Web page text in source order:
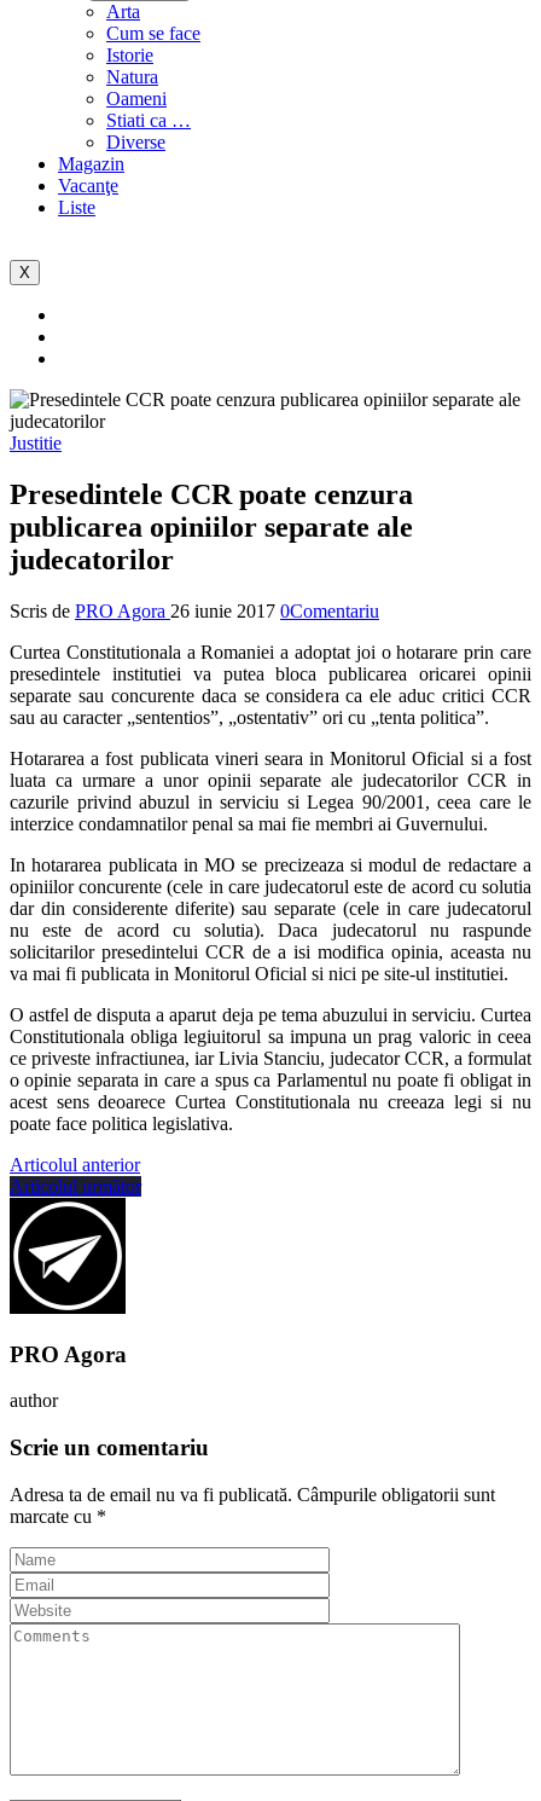
Arta
Cum se face
Istorie
Natura
Oameni
Stiati ca …
Diverse
Magazin
Vacanţe
Liste
X
Justitie
Presedintele CCR poate cenzura
publicarea opiniilor separate ale
judecatorilor
Scris de PRO Agora 26 iunie 2017 0Comentariu
Curtea Constitutionala a Romaniei a adoptat joi o hotarare prin care
presedintele institutiei va putea bloca publicarea oricarei opinii
separate sau concurente daca se considera ca ele aduc critici CCR
sau au caracter „sententios”, „ostentativ” ori cu „tenta politica”.
Hotararea a fost publicata vineri seara in Monitorul Oficial si a fost
luata ca urmare a unor opinii separate ale judecatorilor CCR in
cazurile privind abuzul in serviciu si Legea 90/2001, ceea care le
interzice condamnatilor penal sa mai fie membri ai Guvernului.
In hotararea publicata in MO se precizeaza si modul de redactare a
opiniilor concurente (cele in care judecatorul este de acord cu solutia
dar din considerente diferite) sau separate (cele in care judecatorul
nu este de acord cu solutia). Daca judecatorul nu raspunde
solicitarilor presedintelui CCR de a isi modifica opinia, aceasta nu
va mai fi publicata in Monitorul Oficial si nici pe site-ul institutiei.
O astfel de disputa a aparut deja pe tema abuzului in serviciu. Curtea
Constitutionala obliga legiuitorul sa impuna un prag valoric in ceea
ce priveste infractiunea, iar Livia Stanciu, judecator CCR, a formulat
o opinie separata in care a spus ca Parlamentul nu poate fi obligat in
acest sens deoarece Curtea Constitutionala nu creeaza legi si nu
poate face politica legislativa.
Articolul anterior
Articolul următor
PRO Agora
author
Scrie un comentariu
Adresa ta de email nu va fi publicată. Câmpurile obligatorii sunt
marcate cu *